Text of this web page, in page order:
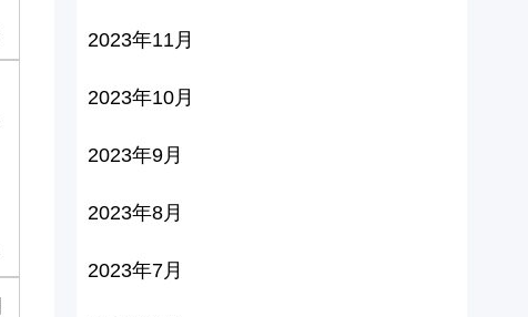
2023年11月
2023年10月
2023年9月
2023年8月
2023年7月